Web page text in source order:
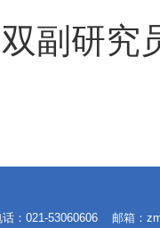
副研究
话：021-53060606
邮箱：